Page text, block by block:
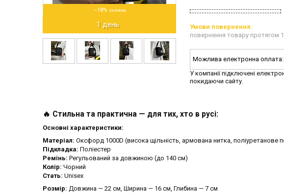
–18%
1 день
повернення товару протягом
У компанії підключені
покидаючи сайту.
🔥 Стильна та практична — для тих, хто в русі:
Основні характеристики:
Матеріал: Оксфорд 1000D (висока щільність, армована нитка, поліуретанове
Підкладка: Поліестер
Ремінь: Регульований за довжиною (до 140 см)
Колір: Чорний
Стать: Unisex
Розмір: Довжина — 22 см, Ширина — 16 см, Глибина — 7 см